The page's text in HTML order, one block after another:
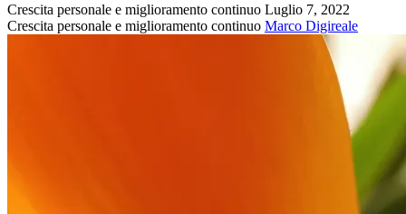
Crescita personale e miglioramento continuo Luglio 7, 2022
Crescita personale e miglioramento continuo Marco Digireale